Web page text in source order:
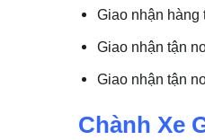
Giao nhận hàng
Giao nhận tận
Giao nhận tận
Chành Xe